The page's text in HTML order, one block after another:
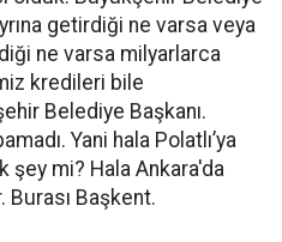
getirdiği ne varsa veya
ne varsa milyarlarca
kredileri bile
Belediye Başkanı.
Yani hala Polatlı’ya
şey mi? Hala Ankara'da
Burası Başkent.